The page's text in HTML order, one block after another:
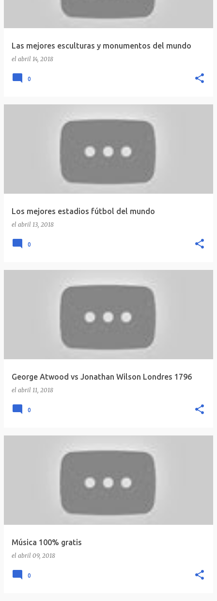
Las mejores esculturas y monumentos del mundo
el abril 14, 2018
0
Los mejores estadios fútbol del mundo
el abril 13, 2018
0
George Atwood vs Jonathan Wilson Londres 1796
el abril 11, 2018
0
Música 100% gratis
el abril 09, 2018
0